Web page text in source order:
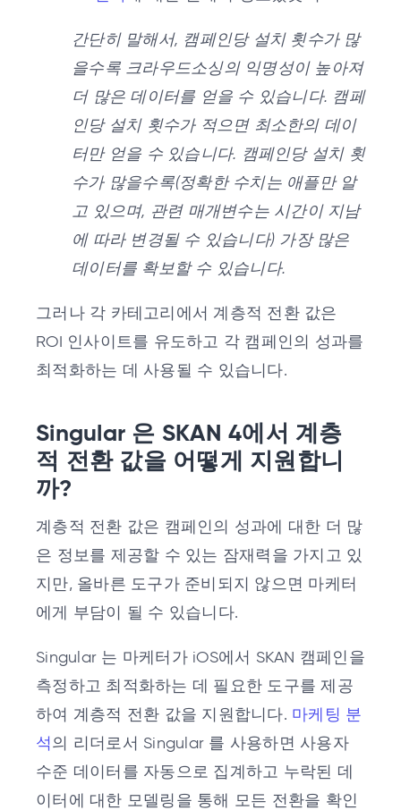
간단히 말해서, 캠페인당 설치 횟수가 많
을수록 크라우드소싱의 익명성이 높아져
더 많은 데이터를 얻을 수 있습니다. 캠페
인당 설치 횟수가 적으면 최소한의 데이
터만 얻을 수 있습니다. 캠페인당 설치 횟
수가 많을수록(정확한 수치는 애플만 알
고 있으며, 관련 매개변수는 시간이 지남
에 따라 변경될 수 있습니다) 가장 많은
데이터를 확보할 수 있습니다.
그러나 각 카테고리에서 계층적 전환 값은
ROI 인사이트를 유도하고 각 캠페인의 성과를
최적화하는 데 사용될 수 있습니다.
Singular 은 SKAN 4에서 계층
적 전환 값을 어떻게 지원합니
까?
계층적 전환 값은 캠페인의 성과에 대한 더 많
은 정보를 제공할 수 있는 잠재력을 가지고 있
지만, 올바른 도구가 준비되지 않으면 마케터
에게 부담이 될 수 있습니다.
Singular 는 마케터가 iOS에서 SKAN 캠페인을
측정하고 최적화하는 데 필요한 도구를 제공
하여 계층적 전환 값을 지원합니다. 마케팅 분
석 의 리더로서 Singular 를 사용하면 사용자
수준 데이터를 자동으로 집계하고 누락된 데
이터에 대한 모델링을 통해 모든 전환을 확인